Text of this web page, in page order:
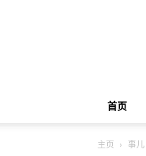
首页
主页 事儿